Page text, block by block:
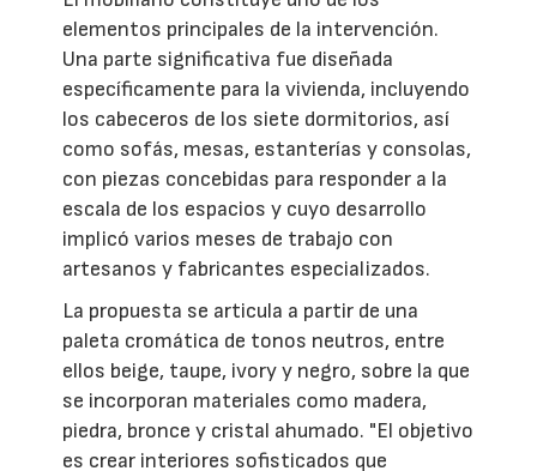
elementos principales de la intervención.
Una parte significativa fue diseñada
específicamente para la vivienda, incluyendo
los cabeceros de los siete dormitorios, así
como sofás, mesas, estanterías y consolas,
con piezas concebidas para responder a la
escala de los espacios y cuyo desarrollo
implicó varios meses de trabajo con
artesanos y fabricantes especializados.
La propuesta se articula a partir de una
paleta cromática de tonos neutros, entre
ellos beige, taupe, ivory y negro, sobre la que
se incorporan materiales como madera,
piedra, bronce y cristal ahumado. "El objetivo
es crear interiores sofisticados que